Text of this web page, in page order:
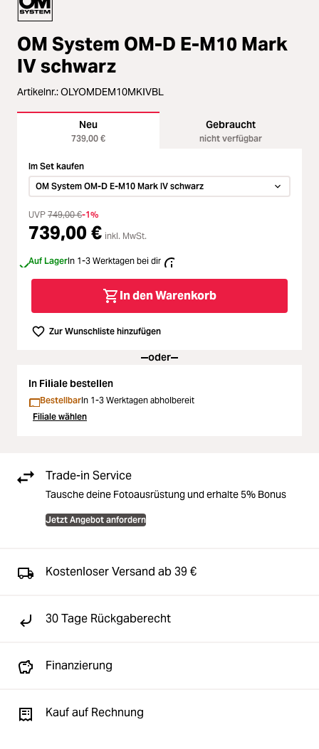
Licht & Studio
Bildbearbeitung
Ferngläser
Second Hand
SALE
OM System OM-D E-M10 Mark
IV schwarz
Artikelnr.:OLYOMDEM10MKIVBL
Neu
739,00 €
Gebraucht
nicht verfügbar
Im Set kaufen
OM System OM-D E-M10 Mark IV schwarz
UVP 749,00 €-1%
739,00 € inkl. MwSt.
Auf LagerIn 1-3 Werktagen bei dir
In den Warenkorb
Zur Wunschliste hinzufügen
oder
In Filiale bestellen
BestellbarIn 1-3 Werktagen abholbereit
Filiale wählen
Trade-in Service
Tausche deine Fotoausrüstung und erhalte 5% Bonus
Jetzt Angebot anfordern
Kostenloser Versand ab 39 €
30 Tage Rückgaberecht
Finanzierung
Kauf auf Rechnung